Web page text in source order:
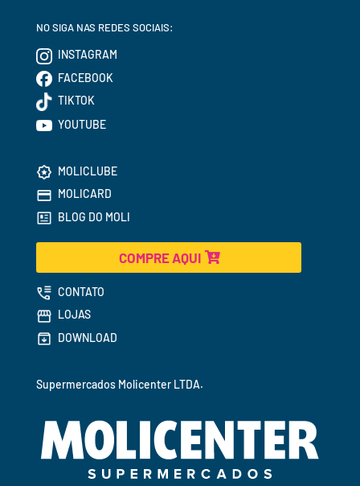
NO SIGA NAS REDES SOCIAIS:
INSTAGRAM
FACEBOOK
TIKTOK
YOUTUBE
MOLICLUBE
MOLICARD
BLOG DO MOLI
COMPRE AQUI
CONTATO
LOJAS
DOWNLOAD
Supermercados Molicenter LTDA.